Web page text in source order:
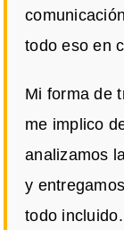
todo eso en
Mi forma de
me implico
analizamos
y
todo